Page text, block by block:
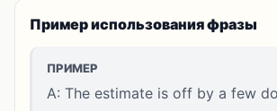
Пример использования фразы
ПРИМЕР
A: The estimate is off by a few